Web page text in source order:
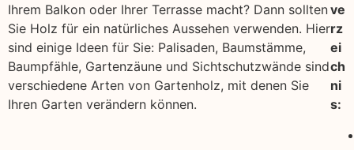
Ihrem Balkon oder Ihrer Terrasse macht? Dann sollten
Sie Holz für ein natürliches Aussehen verwenden. Hier
sind einige Ideen für Sie: Palisaden, Baumstämme,
Baumpfähle, Gartenzäune und Sichtschutzwände sind
verschiedene Arten von Gartenholz, mit denen Sie
Ihren Garten verändern können.
ve
rz
ei
ch
ni
s: